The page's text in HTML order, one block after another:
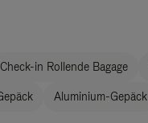
Check-in Rollende Bagage
Aluminium-Gepäck